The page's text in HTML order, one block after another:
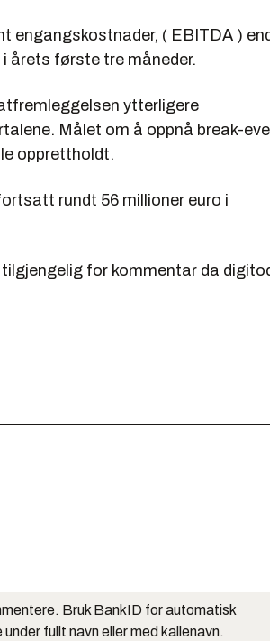
engangskostnader, ( EBITDA )
årets første tre måneder.
ytterligere
Målet om å oppnå break-
opprettholdt.
rundt 56 millioner euro i
tilgjengelig for kommentar da
Bruk BankID for automatisk
fullt navn eller med kallenavn.